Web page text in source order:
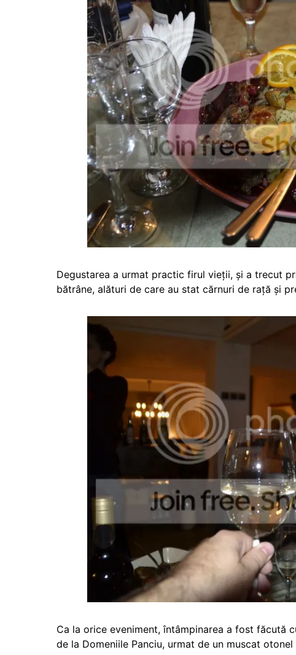
Degustarea a urmat practic firul vieții, și a trecut
bătrâne, alături de care au stat cărnuri de rață și
Ca la orice eveniment, întâmpinarea a fost făcută
de la Domeniile Panciu, urmat de un muscat